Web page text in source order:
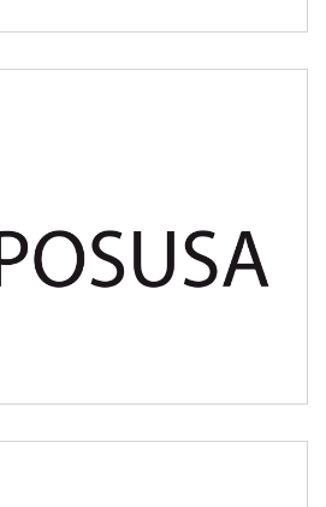
Medio ambiente